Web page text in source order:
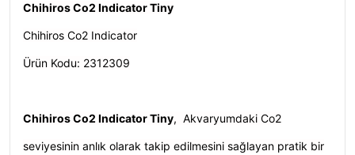
Chihiros Co2 Indicator Tiny
Chihiros Co2 Indicator
Ürün Kodu: 2312309
Chihiros Co2 Indicator Tiny, Akvaryumdaki Co2
seviyesinin anlık olarak takip edilmesini sağlayan pratik bir